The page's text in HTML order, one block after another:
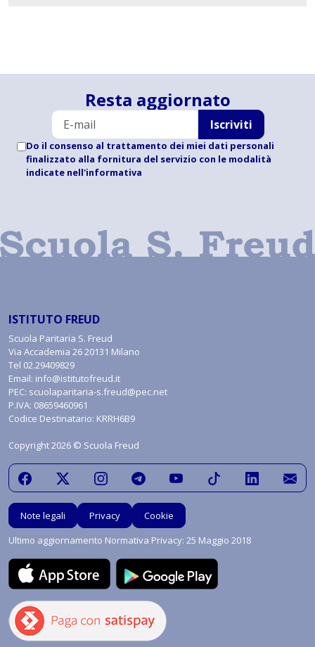
Resta aggiornato
Iscriviti
Do il consenso al trattamento dei miei dati personali
finalizzato alla fornitura del servizio con le modalità
indicate nell'informativa
ISTITUTO FREUD
Scuola Paritaria S. Freud
Via Accademia 26 20131 Milano
Tel 02.29409829
Email: info@istitutofreud.it
PEC: scuolaparitaria-s.freud@pec.net
P.IVA: 08659460961
Codice Destinatario: KRRH6B9
Copyright 2026 © Scuola Freud
Note legali Privacy
Cookie
Ultimo aggiornamento Normativa Privacy: 25 Maggio 2018